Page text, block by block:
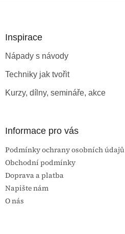
Inspirace
Nápady s návody
Techniky jak tvořit
Kurzy, dílny, semináře, akce
Informace pro vás
Podmínky ochrany osobních údajů
Obchodní podmínky
Doprava a platba
Napište nám
O nás